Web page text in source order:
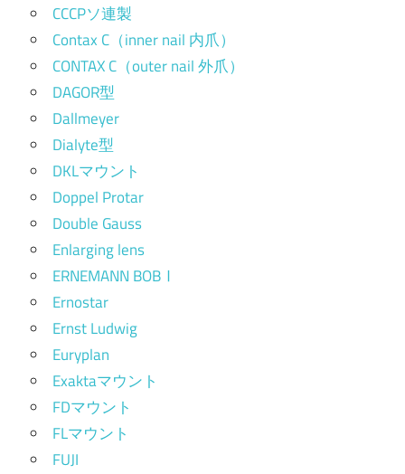
CCCPソ連製
Contax C（inner nail 内爪）
CONTAX C（outer nail 外爪）
DAGOR型
Dallmeyer
Dialyte型
DKLマウント
Doppel Protar
Double Gauss
Enlarging lens
ERNEMANN BOBⅠ
Ernostar
Ernst Ludwig
Euryplan
Exaktaマウント
FDマウント
FLマウント
FUJI